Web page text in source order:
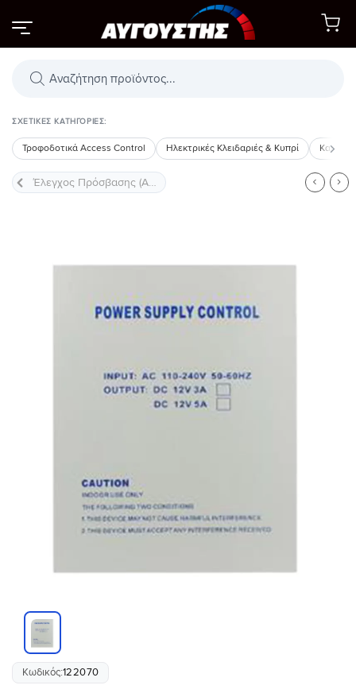
στο
περιεχόμενο
Αναζήτηση
ΣΧΕΤΙΚΈΣ ΚΑΤΗΓΟΡΊΕΣ:
Τροφοδοτικά Access Control Ηλεκτρικές Κλειδαριές & Κυπρί
Κωδικός:122070